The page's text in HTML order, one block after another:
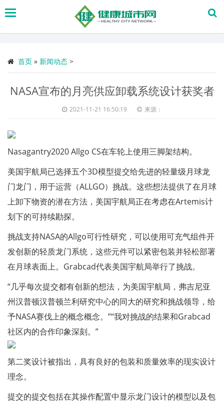
搜
首页 » 新闻动态 >
NASA宣布的月亮供应卸载系统设计获奖者
2021-11-21 16:50:19 来源：
Nasagantry2020 Allgo CS在车轮上使用三脚架结构。
美国宇航局已选择五个3D模型提交给先进的轻量级月球龙
门龙门，用于运营（ALLGO）挑战。这些想法提供了在月球
上卸下物资的潜在方法，美国宇航局正在考虑在Artemis计
划下的可持续勘探。
挑战支持NASA的Allgo可行性研究，可以使用可充气组件开
发创新的轻质龙门系统，这些元件可以紧密包装并轻松部署
在月球表面上。Grabcad代表美国宇航局举行了挑战。
“几乎每次提交都有创新的想法，为美国宇航局，弗吉尼亚
州汉普顿汉普顿兰利研究中心的同大的研究和挑战领导，给
予NASA赛伐上的概念概念。”“我对挑战的结果和Grabcad
社区内的合作印象深刻。”
第二奖设计被指出，具有良好的包装和质量效率的现实设计
理念。
提交的提交包括在其操作配置中显示龙门设计的模型以及包